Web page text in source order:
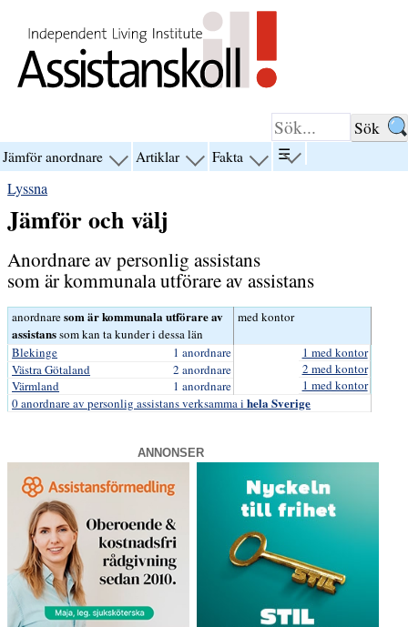
Jämför anordnare visa
anordnare”
Artiklar visa Fakta visa
☰visa
menyn
Lyssna
Jämför och välj
Anordnare av personlig assistans
som är kommunala utförare av assistans
anordnaresom är kommunala utförare av
assistanssom kan ta kunder i dessa län
med kontor
Blekinge 1 anordnare
1 med kontor
Västra Götaland
2 anordnare
2 med kontor
Värmland
1 anordnare
1 med kontor
0 anordnare av personlig assistans verksamma ihela Sverige
ANNONSER